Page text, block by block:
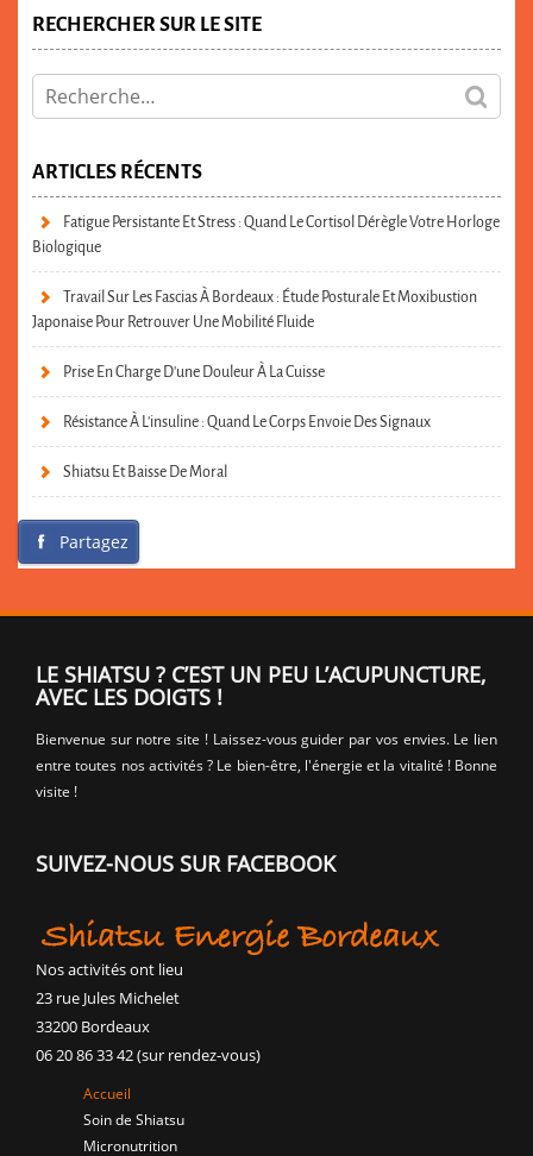
RECHERCHER SUR LE SITE
ARTICLES RÉCENTS
Fatigue Persistante Et Stress : Quand Le Cortisol Dérègle Votre Horloge
Biologique
Travail Sur Les Fascias À Bordeaux : Étude Posturale Et Moxibustion
Japonaise Pour Retrouver Une Mobilité Fluide
Prise En Charge D’une Douleur À La Cuisse
Résistance À L’insuline : Quand Le Corps Envoie Des Signaux
Shiatsu Et Baisse De Moral
Partagez
LE SHIATSU ? C’EST UN PEU L’ACUPUNCTURE,
AVEC LES DOIGTS !
Bienvenue sur notre site ! Laissez-vous guider par vos envies. Le lien
entre toutes nos activités ? Le bien-être, l'énergie et la vitalité ! Bonne
visite !
SUIVEZ-NOUS SUR FACEBOOK
Nos activités ont lieu
23 rue Jules Michelet
33200 Bordeaux
06 20 86 33 42 (sur rendez-vous)
Accueil
Soin de Shiatsu
Micronutrition